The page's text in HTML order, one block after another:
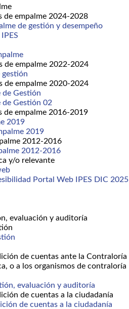
de empalme 2024-2028
de gestión y desempeño
de empalme 2022-2024
de empalme 2020-2024
Gestión
Gestión 02
de empalme 2016-2019
2019
2019
2012-2016
2012-2016
y/o relevante
Portal Web IPES DIC 2025
evaluación y auditoría
de cuentas ante la Contraloría
o a los organismos de contraloría
evaluación y auditoría
de cuentas a la ciudadanía
de cuentas a la ciudadanía